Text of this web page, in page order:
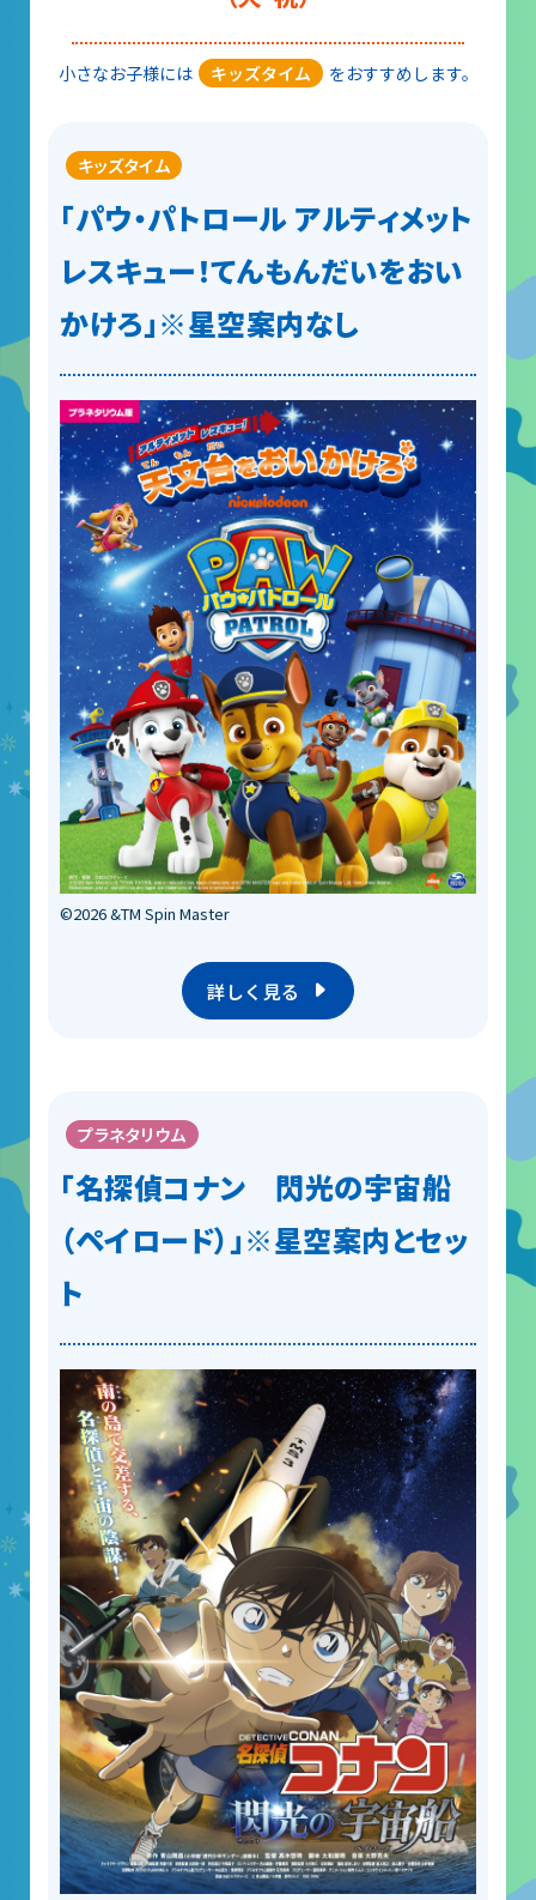
小さなお子様には キッズタイム をおすすめします。
キッズタイム
「パウ・パトロール アルティメット
レスキュー！てんもんだいをおい
かけろ」※星空案内なし
©2026 &TM Spin Master
詳しく見る
プラネタリウム
「名探偵コナン 閃光の宇宙船
（ペイロード）」※星空案内とセッ
ト